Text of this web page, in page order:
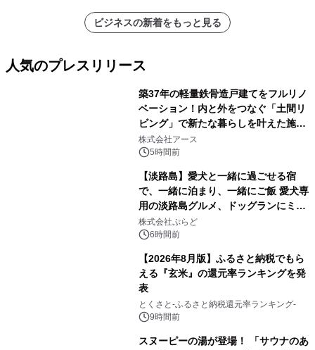
ビジネスの新着をもっと見る
人気のプレスリリース
築37年の軽量鉄骨造戸建てをフルリノ
ベーション！内と外をつなぐ「土間リ
ビング」で新たな暮らしを叶えた施工
事例を株式会社アースが公開
株式会社アース
5時間前
【淡路島】愛犬と一緒に過ごせる宿
で、一緒に泊まり、一緒にご飯 愛犬専
用の淡路島グルメ、ドッグランにミニ
プール グランピングとトレーラーハウ
スの2施設で
株式会社ぷらど
6時間前
【2026年8月版】ふるさと納税でもら
える『玄米』の還元率ランキングを発
表
とくさと-ふるさと納税還元率ランキング-
9時間前
スヌーピーの湯が登場！ 「サウナのあ